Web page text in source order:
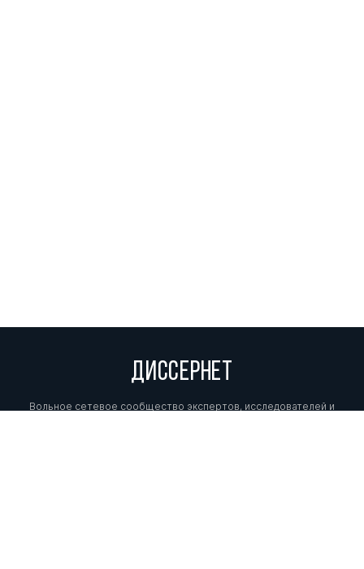
ДИССЕРНЕТ
Вольное сетевое сообщество экспертов, исследователей и